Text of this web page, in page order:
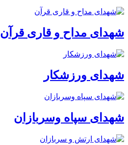
شهدای مداح و قاری قرآن
شهدای ورزشکار
شهدای سپاه وسربازان